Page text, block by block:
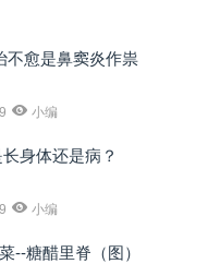
不愈是鼻窦炎作祟
小编
身体还是病？
小编
--糖醋里脊（图）